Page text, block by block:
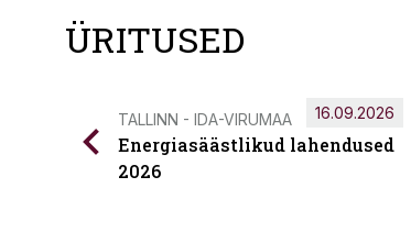
ÜRITUSED
TALLINN - IDA-VIRUMAA
Energiasäästlikud lahendused
2026
16.09.2026